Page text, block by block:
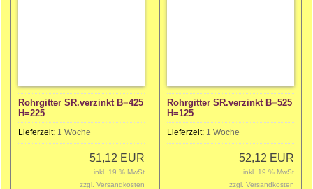
Rohrgitter SR.verzinkt B=425
H=225
Lieferzeit: 1 Woche
51,12 EUR
inkl. 19 % MwSt
zzgl.Versandkosten
Rohrgitter SR.verzinkt B=525
H=125
Lieferzeit: 1 Woche
52,12 EUR
inkl. 19 % MwSt
zzgl. Versandkosten